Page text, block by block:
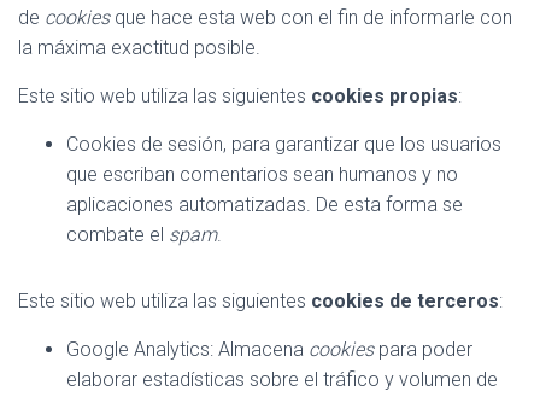
de cookiesque hace esta web con el fin de informarle con
la máxima exactitud posible.
Este sitio web utiliza las siguientes cookies propias:
Cookies de sesión, para garantizar que los usuarios
que escriban comentarios sean humanos y no
aplicaciones automatizadas. De esta forma se
combate el spam.
Este sitio web utiliza las siguientes cookies de terceros:
Google Analytics: Almacena cookiespara poder
elaborar estadísticas sobre el tráfico y volumen de